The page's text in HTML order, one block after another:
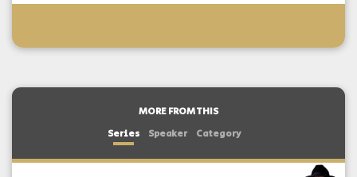
MORE FROM THIS
Series
Speaker Category